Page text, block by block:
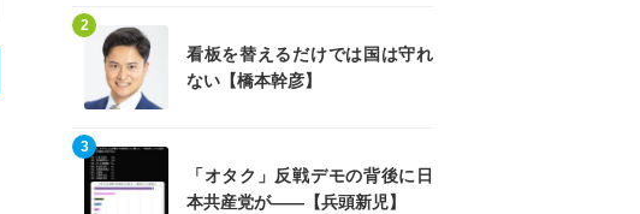
看板を替えるだけでは国は守れ
ない【橋本幹彦】
2
「オタク」反戦デモの背後に日
本共産党が――【兵頭新児】
3